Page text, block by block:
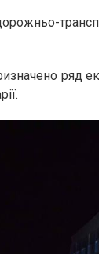
ряд